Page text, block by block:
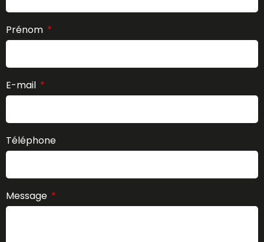
Prénom
E-mail
Téléphone
Message